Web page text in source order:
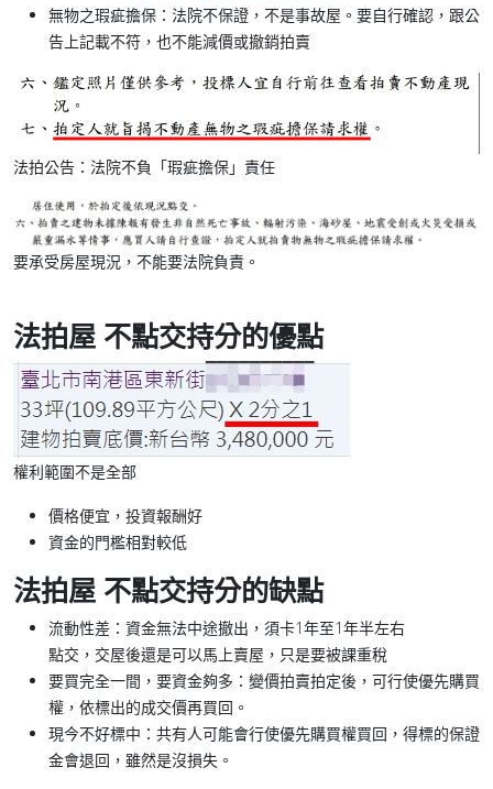
無物之瑕疵擔保： 法院不保證，不是事故屋。要自行確認，跟公
告上記載不符，也不能減價或撤銷拍賣
法拍公告：法院不負「瑕疵擔保」責任
要承受房屋現況，不能要法院負責。
法拍屋 不點交持分的優點
權利範圍不是全部
價格便宜，投資報酬好
資金的門檻相對較低
法拍屋 不點交持分的缺點
流動性差： 資金無法中途撤出，須卡1年至1年半左右
點交，交屋後還是可以馬上賣屋，只是要被課重稅
要買完全一間，要資金夠多： 變價拍賣拍定後，可行使優先購買
權，依標出的成交價再買回。
現今不好標中： 共有人可能會行使優先購買權買回，得標的保證
金會退回，雖然是沒損失。